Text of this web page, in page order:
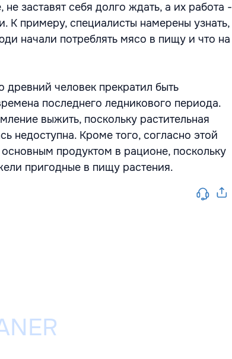
заставят себя долго ждать, а их работа -
К примеру, специалисты намерены узнать,
начали потреблять мясо в пищу и что на
древний человек прекратил быть
последнего ледникового периода.
выжить, поскольку растительная
недоступна. Кроме того, согласно этой
продуктом в рационе, поскольку
пригодные в пищу растения.